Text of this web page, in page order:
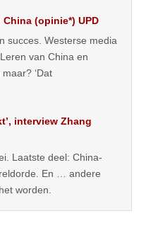
(opinie*) UPD
succes. Westerse media
van China en
‘Dat
interview Zhang
Laatste deel: China-
En … andere
worden.